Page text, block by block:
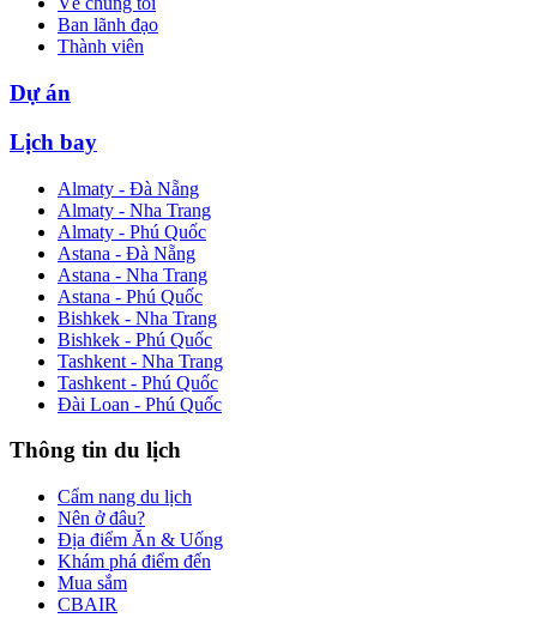
Ban lãnh đạo
Thành viên
Dự án
Lịch bay
Almaty - Đà Nẵng
Almaty - Nha Trang
Almaty - Phú Quốc
Astana - Đà Nẵng
Astana - Nha Trang
Astana - Phú Quốc
Bishkek - Nha Trang
Bishkek - Phú Quốc
Tashkent - Nha Trang
Tashkent - Phú Quốc
Đài Loan - Phú Quốc
Thông tin du lịch
Cẩm nang du lịch
Nên ở đâu?
Địa điểm Ăn & Uống
Khám phá điểm đến
Mua sắm
CBAIR